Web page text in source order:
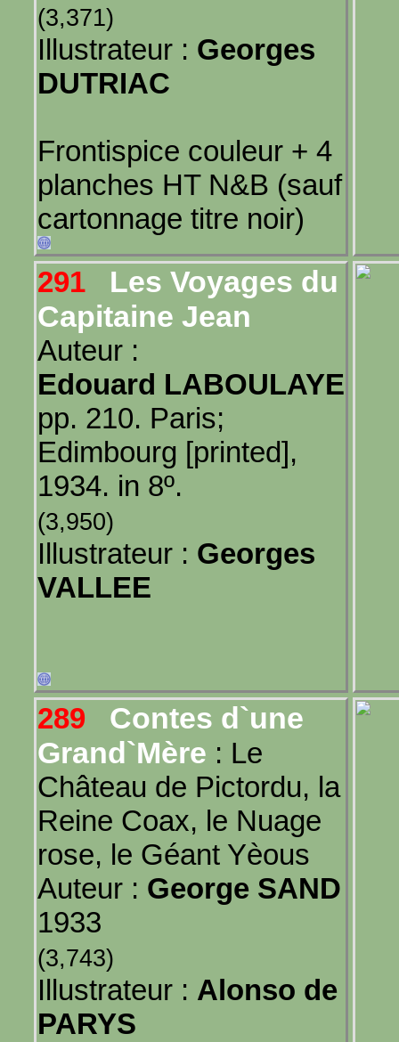
(3,371)
Illustrateur : Georges
DUTRIAC
Frontispice couleur + 4
planches HT N&B (sauf
cartonnage titre noir)
291
Les Voyages du
Capitaine Jean
Auteur :
Edouard LABOULAYE
pp. 210. Paris;
Edimbourg [printed],
1934. in 8º.
(3,950)
Illustrateur : Georges
VALLEE
289
Contes d`une
Grand`Mère : Le
Château de Pictordu, la
Reine Coax, le Nuage
rose, le Géant Yèous
Auteur : George SAND
1933
(3,743)
Illustrateur : Alonso de
PARYS